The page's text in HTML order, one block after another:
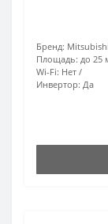
Бренд:
Площадь: до 25
Wi-Fi: Нет
Инвертор: Да